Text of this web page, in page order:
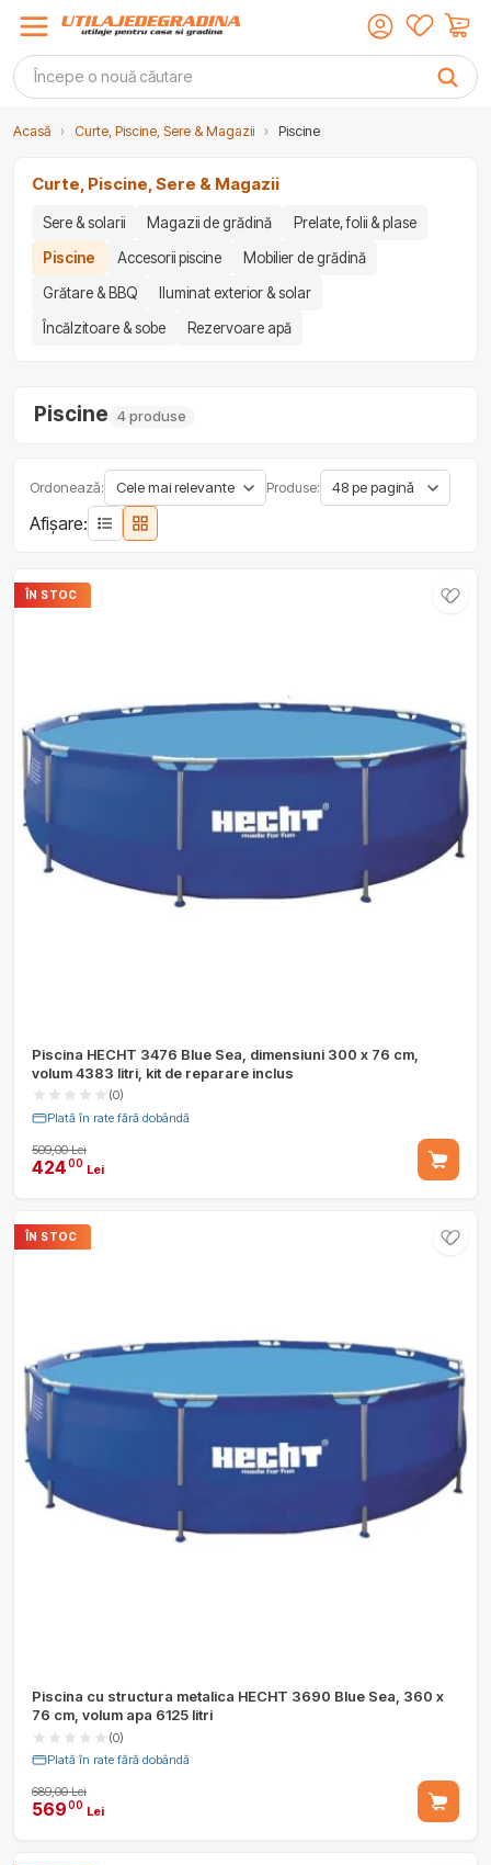
Acasă › Curte, Piscine, Sere & Magazii › Piscine
Curte, Piscine, Sere & Magazii
Sere & solarii Magazii de grădină
Prelate, folii & plase
Piscine
Accesorii piscine
Mobilier de grădină
Grătare & BBQ
Iluminat exterior & solar
Încălzitoare & sobe
Rezervoare apă
Piscine 4 produse
Ordonează: Produse:
Afișare:
ÎN STOC
Piscina HECHT 3476 Blue Sea, dimensiuni 300 x 76 cm,
volum 4383 litri, kit de reparare inclus
(0)
Plată în rate fără dobândă
509,00 Lei
42400 Lei
ÎN STOC
Piscina cu structura metalica HECHT 3690 Blue Sea, 360 x
76 cm, volum apa 6125 litri
(0)
Plată în rate fără dobândă
689,00 Lei
56900 Lei